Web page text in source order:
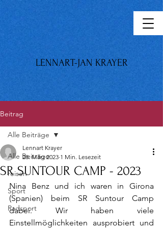
LENNART-JAN KRAYER
Beitrag
Alle Beiträge
reisen
Sport
Radsport
Alle Beiträge
SR SUNTOUR CAMP - 2023
Lennart Krayer
28. März 2023 1 Min. Lesezeit
Nina Benz und ich waren in Girona
(Spanien) beim SR Suntour Camp
dabei. Wir haben viele
Einstellmöglichkeiten ausprobiert und